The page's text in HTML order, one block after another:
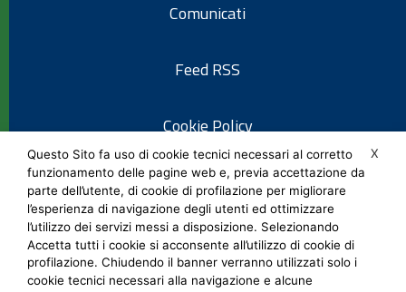
Comunicati
Feed RSS
Cookie Policy
Informativa privacy
Note legali
X
Questo Sito fa uso di cookie tecnici necessari al corretto
funzionamento delle pagine web e, previa accettazione da
parte dell’utente, di cookie di profilazione per migliorare
l’esperienza di navigazione degli utenti ed ottimizzare
l’utilizzo dei servizi messi a disposizione. Selezionando
Accetta tutti i cookie si acconsente all’utilizzo di cookie di
profilazione. Chiudendo il banner verranno utilizzati solo i
cookie tecnici necessari alla navigazione e alcune